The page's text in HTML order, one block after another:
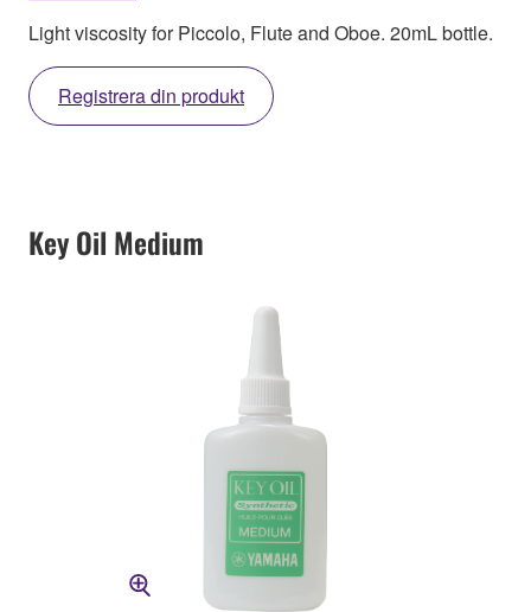
Light viscosity for Piccolo, Flute and Oboe. 20mL bottle.
Registrera din produkt
Key Oil Medium